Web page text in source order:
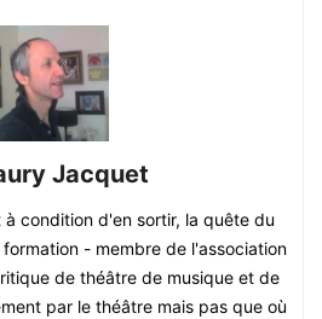
Jacquet
condition d'en sortir, la quête du
- membre de l'association
de théâtre de musique et de
par le théâtre mais pas que où